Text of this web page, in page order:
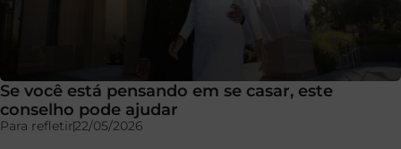
Se você está pensando em se casar, este
conselho pode ajudar
Para refletir22/05/2026